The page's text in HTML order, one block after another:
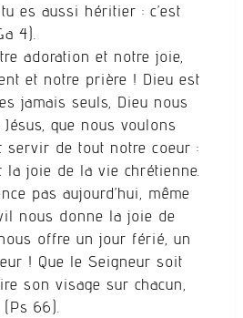
es aussi héritier : c’est
4).
adoration et notre joie,
et notre prière ! Dieu est
jamais seuls, Dieu nous
que nous voulons
servir de tout notre coeur :
joie de la vie chrétienne.
pas aujourd’hui, même
nous donne la joie de
offre un jour férié, un
! Que le Seigneur soit
son visage sur chacun,
66).